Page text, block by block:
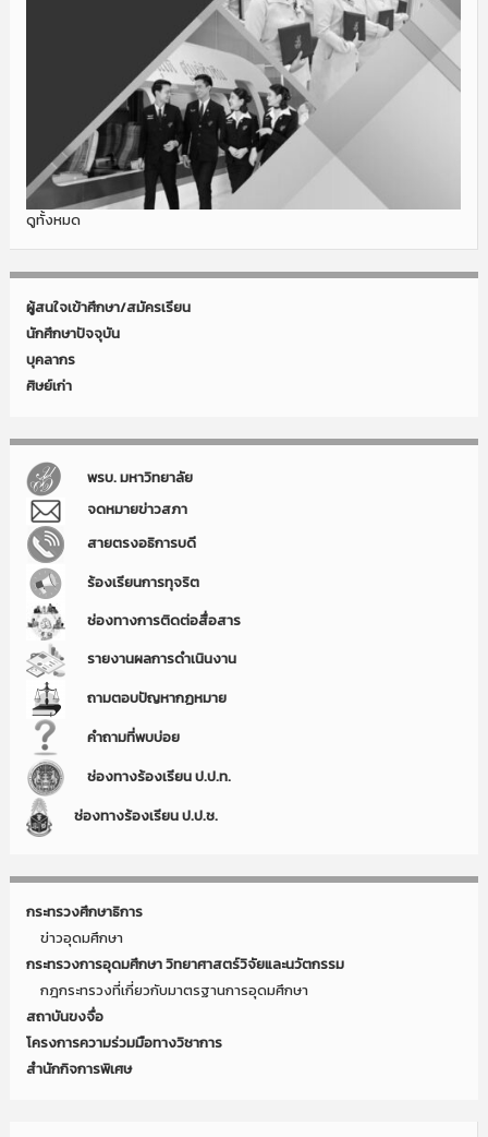
ดูทั้งหมด
ผู้สนใจเข้าศึกษา/สมัครเรียน
นักศึกษาปัจจุบัน
บุคลากร
ศิษย์เก่า
พรบ. มหาวิทยาลัย
จดหมายข่าวสภา
สายตรงอธิการบดี
ร้องเรียนการทุจริต
ช่องทางการติดต่อสื่อสาร
รายงานผลการดำเนินงาน
ถามตอบปัญหากฏหมาย
คำถามที่พบบ่อย
ช่องทางร้องเรียน ป.ป.ท.
ช่องทางร้องเรียน ป.ป.ช.
กระทรวงศึกษาธิการ
ข่าวอุดมศึกษา
กระทรวงการอุดมศึกษา วิทยาศาสตร์วิจัยและนวัตกรรม
กฎกระทรวงที่เกี่ยวกับมาตรฐานการอุดมศึกษา
สถาบันขงจื่อ
โครงการความร่วมมือทางวิชาการ
สำนักกิจการพิเศษ